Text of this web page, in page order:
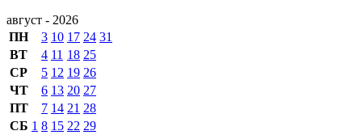
август - 2026
ПН
3 10 17 24 31
ВТ
4 11 18 25
СР
5 12 19 26
ЧТ
6 13 20 27
ПТ
7 14 21 28
СБ 1 8 15 22 29